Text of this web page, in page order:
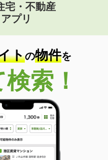
宅・不動産
アプリ
トの物件を
索！